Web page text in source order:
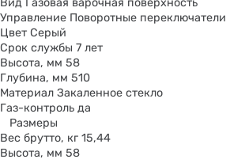
Вид Газовая варочная поверхность
Управление Поворотные переключатели
Цвет Серый
Срок службы 7 лет
Высота, мм 58
Глубина, мм 510
Материал Закаленное стекло
Газ-контроль да
Размеры
Вес брутто, кг 15,44
Высота, мм 58